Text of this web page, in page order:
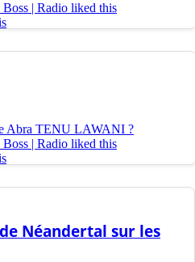
Néandertal sur les